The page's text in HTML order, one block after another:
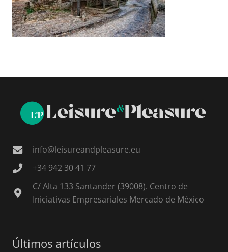
info@leisureandpleasure.eu
+34 942 30 41 77
C/ Alta 133 Santander (39008). Centro de
Iniciativas Empresariales Mercado de México
Últimos artículos